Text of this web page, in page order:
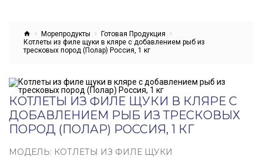
Морепродукты
Готовая Продукция
Котлеты из филе щуки в кляре с добавлением рыб из
тресковых пород (Полар) Россия, 1 кг
КОТЛЕТЫ ИЗ ФИЛЕ ЩУКИ В КЛЯРЕ С
ДОБАВЛЕНИЕМ РЫБ ИЗ ТРЕСКОВЫХ
ПОРОД (ПОЛАР) РОССИЯ, 1 КГ
МОДЕЛЬ: КОТЛЕТЫ ИЗ ФИЛЕ ЩУКИ